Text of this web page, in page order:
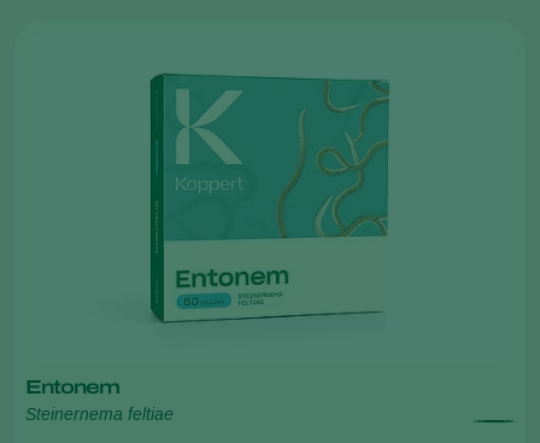
Entonem
Steinernema feltiae